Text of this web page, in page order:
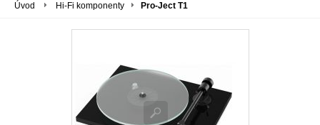
Úvod Hi-Fi komponenty Pro-Ject T1